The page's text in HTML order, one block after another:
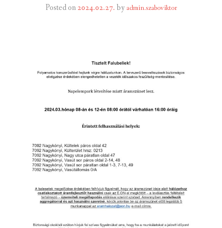
LETÖLTHETŐ NYOMTATVÁNYOK
TELEPÜLÉSIKÉPVISELŐI VAGYONNYILATKOZATOK – 2026.
ROMA NEMZETISÉGI ÖNKORMÁNYZATI KÉPVISELŐK
VAGYONNYILATKOZATA – 2026. ÉV
Posted on2024.02.27.by admin.szaboviktor